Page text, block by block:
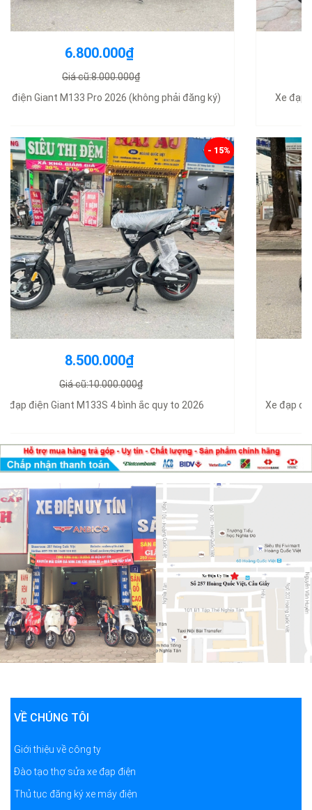
11.000.000₫
Giá cũ:12.500.000₫
Xe đạp điện Nijia Cap A2 nhập khẩu chính hãng 2025
- 16%
11.800.000₫
Giá cũ:14.000.000₫
Xe đạp điện V1 Plus 2026 có bàn đạp không cần đăng ký
VỀ CHÚNG TÔI
Giới thiệu về công ty
Đào tạo thợ sửa xe đạp điện
Thủ tục đăng ký xe máy điện